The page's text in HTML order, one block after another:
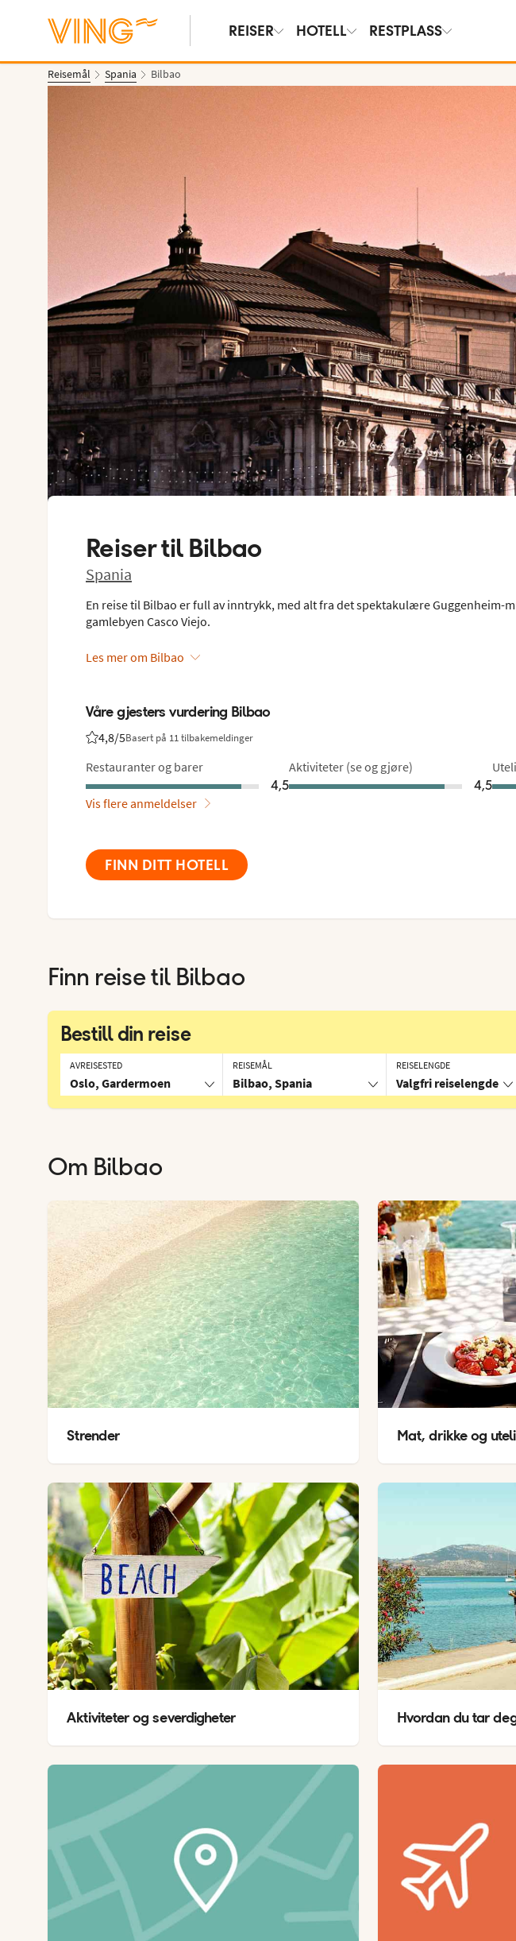
REISER HOTELL RESTPLASS
Reisemål Spania Bilbao
Vis bilder
Reiser til Bilbao
Spania
En reise til Bilbao er full av inntrykk, med alt fra det spektakulære Guggenheim-
gamlebyen Casco Viejo.
Les mer om Bilbao
Våre gjesters vurdering Bilbao
4,8/5 Basert på 11 tilbakemeldinger
Vurdering fra Vings gjester: 4.8/5
Restauranter og barer
4,5
Aktiviteter (se og gjøre)
4,5
Vis flere anmeldelser
FINN DITT HOTELL
Finn reise til Bilbao
Bestill din reise
AVREISESTED
Oslo, Gardermoen
REISEMÅL
Bilbao, Spania
REISELENGDE
Valgfri reiselengde
Om Bilbao
Strender Mat, drikke og
Aktiviteter og severdigheter Hvordan du tar